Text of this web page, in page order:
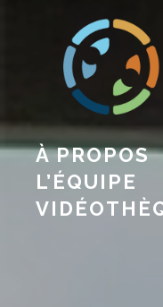
À PROPOS
L’ÉQUIPE